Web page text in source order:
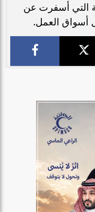
التي أسفرت عن
أسواق العمل.